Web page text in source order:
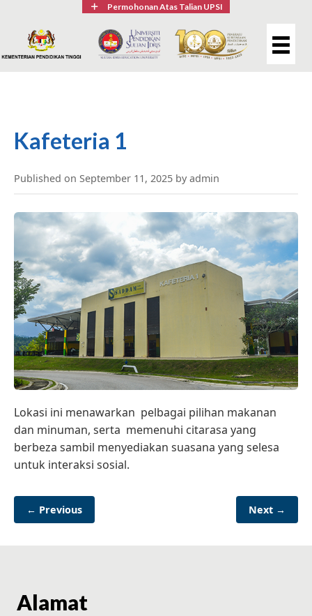
Permohonan Atas Talian UPSI
Kafeteria 1
Published on September 11, 2025 by admin
Lokasi ini menawarkan pelbagai pilihan makanan
dan minuman, serta memenuhi citarasa yang
berbeza sambil menyediakan suasana yang selesa
untuk interaksi sosial.
← Previous Next →
Alamat